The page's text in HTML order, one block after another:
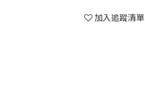
加入追蹤清單